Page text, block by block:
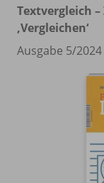
Textvergleich
‚Vergleichen‘
Ausgabe 5/